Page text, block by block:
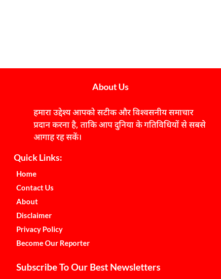
About Us
हमारा उद्देश्य आपको सटीक और विश्वसनीय समाचार
प्रदान करना है, ताकि आप दुनिया के गतिविधियों से सबसे
आगाह रह सकें।
Quick Links:
Home
Contact Us
About
Disclaimer
Privacy Policy
Become Our Reporter
Subscribe To Our Best Newsletters